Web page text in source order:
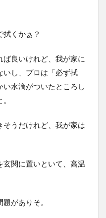
くかぁ？
ば良いけれど、我が家に
いし、プロは「必ず拭
水滴がついたところし
そうだけれど、我が家は
関に置いといて、高温
がありそ。